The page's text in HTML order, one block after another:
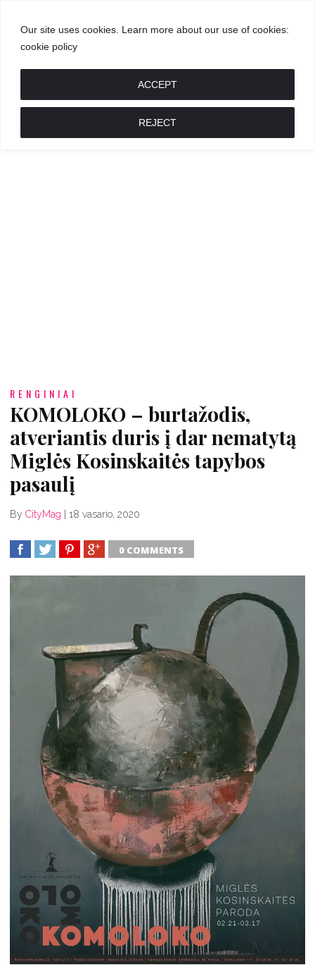
Our site uses cookies. Learn more about our use of cookies:
cookie policy
REJECT
ACCEPT
GROŽIS
MADA
RENGINIAI
KOMOLOKO – burtažodis,
atveriantis duris į dar nematytą
Miglės Kosinskaitės tapybos
pasaulį
By CityMag 18 vasario, 2020
0 COMMENTS